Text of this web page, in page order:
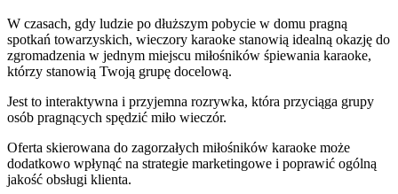
W czasach, gdy ludzie po dłuższym pobycie w domu pragną
spotkań towarzyskich, wieczory karaoke stanowią idealną okazję do
zgromadzenia w jednym miejscu miłośników śpiewania karaoke,
którzy stanowią Twoją grupę docelową.
Jest to interaktywna i przyjemna rozrywka, która przyciąga grupy
osób pragnących spędzić miło wieczór.
Oferta skierowana do zagorzałych miłośników karaoke może
dodatkowo wpłynąć na strategie marketingowe i poprawić ogólną
jakość obsługi klienta.